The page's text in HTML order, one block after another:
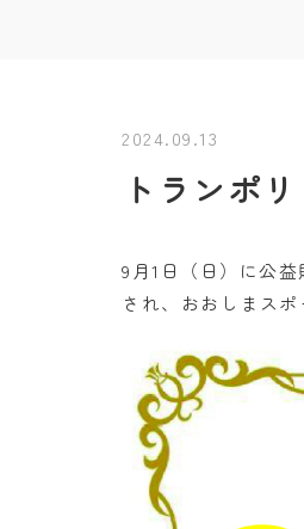
2024.09.13
トランポ
9月1日（日）に公
され、おおしまス